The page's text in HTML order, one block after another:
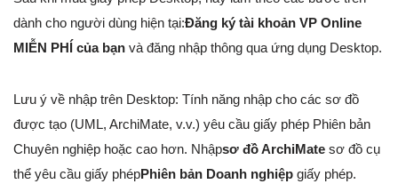
dành cho người dùng hiện tại:Đăng ký tài khoản VP Online
MIỄN PHÍ của bạn và đăng nhập thông qua ứng dụng Desktop.
Lưu ý về nhập trên Desktop: Tính năng nhập cho các sơ đồ
được tạo (UML, ArchiMate, v.v.) yêu cầu giấy phép Phiên bản
Chuyên nghiệp hoặc cao hơn. Nhậpsơ đồ ArchiMate sơ đồ cụ
thể yêu cầu giấy phépPhiên bản Doanh nghiệp giấy phép.